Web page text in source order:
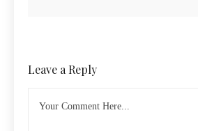
Leave a Reply